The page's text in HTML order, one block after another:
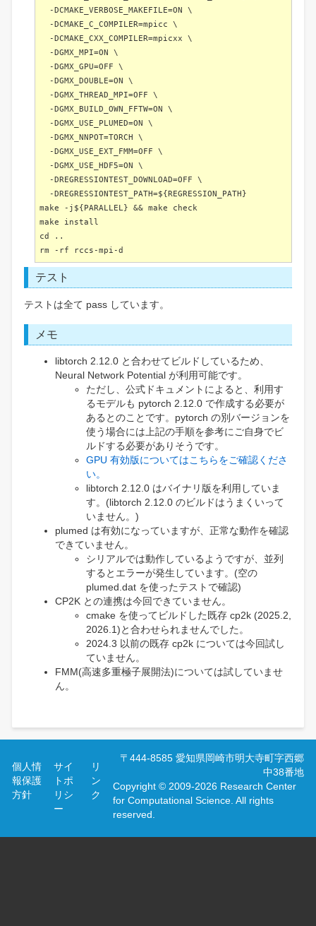
-DCMAKE_VERBOSE_MAKEFILE=ON \
-DCMAKE_C_COMPILER=mpicc \
-DCMAKE_CXX_COMPILER=mpicxx \
-DGMX_MPI=ON \
-DGMX_GPU=OFF \
-DGMX_DOUBLE=ON \
-DGMX_THREAD_MPI=OFF \
-DGMX_BUILD_OWN_FFTW=ON \
-DGMX_USE_PLUMED=ON \
-DGMX_NNPOT=TORCH \
-DGMX_USE_EXT_FMM=OFF \
-DGMX_USE_HDF5=ON \
-DREGRESSIONTEST_DOWNLOAD=OFF \
-DREGRESSIONTEST_PATH=${REGRESSION_PATH}
make -j${PARALLEL} && make check
make install
cd ..
rm -rf rccs-mpi-d
テスト
テストは全て pass しています。
メモ
libtorch 2.12.0 と合わせてビルドしているため、
Neural Network Potential が利用可能です。
ただし、公式ドキュメントによると、利用す
るモデルも pytorch 2.12.0 で作成する必要が
あるとのことです。pytorch の別バージョンを
使う場合には上記の手順を参考にご自身でビ
ルドする必要がありそうです。
GPU 有効版についてはこちらをご確認くださ
い。
libtorch 2.12.0 はバイナリ版を利用していま
す。(libtorch 2.12.0 のビルドはうまくいって
いません。)
plumed は有効になっていますが、正常な動作を確認
できていません。
シリアルでは動作しているようですが、並列
するとエラーが発生しています。(空の
plumed.dat を使ったテストで確認)
CP2K との連携は今回できていません。
cmake を使ってビルドした既存 cp2k (2025.2,
2026.1)と合わせられませんでした。
2024.3 以前の既存 cp2k については今回試し
ていません。
FMM(高速多重極子展開法)については試していませ
ん。
ッ
タ
ー
ュ
個人情
報保護
方針
サイ
トポ
リシ
ー
リ
ン
ク
〒444-8585 愛知県岡崎市明大寺町字西郷
中38番地
Copyright © 2009-2026 Research Center
for Computational Science. All rights
reserved.